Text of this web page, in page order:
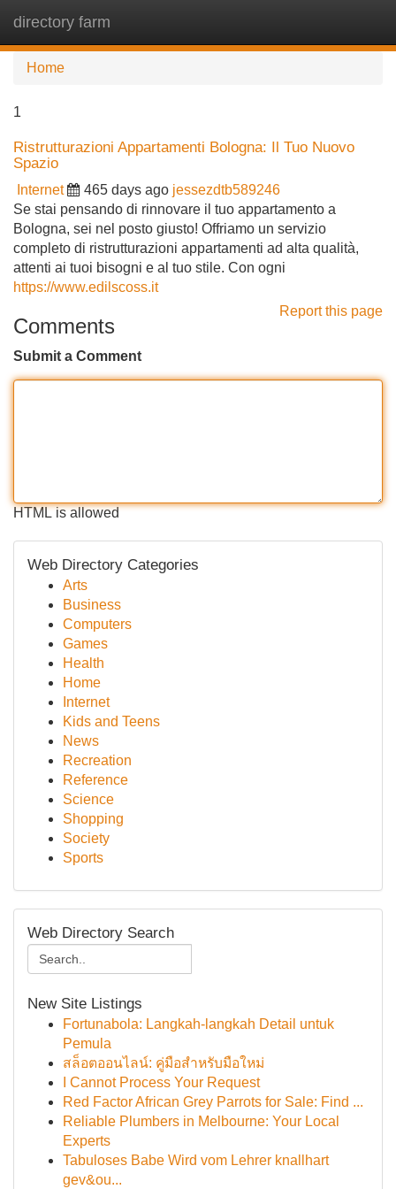
directory farm
Home
1
Ristrutturazioni Appartamenti Bologna: Il Tuo Nuovo
Spazio
Internet 465 days ago jessezdtb589246
Se stai pensando di rinnovare il tuo appartamento a
Bologna, sei nel posto giusto! Offriamo un servizio
completo di ristrutturazioni appartamenti ad alta qualità,
attenti ai tuoi bisogni e al tuo stile. Con ogni
https://www.edilscoss.it
Report this page
Comments
Submit a Comment
HTML is allowed
Web Directory Categories
Arts
Business
Computers
Games
Health
Home
Internet
Kids and Teens
News
Recreation
Reference
Science
Shopping
Society
Sports
Web Directory Search
New Site Listings
Fortunabola: Langkah-langkah Detail untuk
Pemula
สล็อตออนไลน์: คู่มือสำหรับมือใหม่
I Cannot Process Your Request
Red Factor African Grey Parrots for Sale: Find ...
Reliable Plumbers in Melbourne: Your Local
Experts
Tabuloses Babe Wird vom Lehrer knallhart
gev&ou...